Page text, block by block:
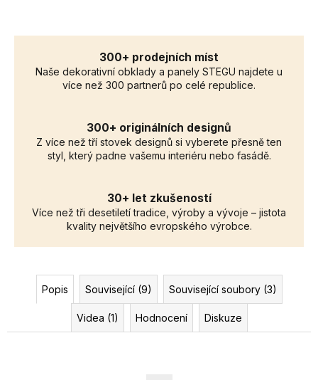
300+ prodejních míst
Naše dekorativní obklady a panely STEGU najdete u
více než 300 partnerů po celé republice.
300+ originálních designů
Z více než tří stovek designů si vyberete přesně ten
styl, který padne vašemu interiéru nebo fasádě.
30+ let zkušeností
Více než tři desetiletí tradice, výroby a vývoje – jistota
kvality největšího evropského výrobce.
Popis Související (9) Související soubory (3)
Videa (1) Hodnocení Diskuze